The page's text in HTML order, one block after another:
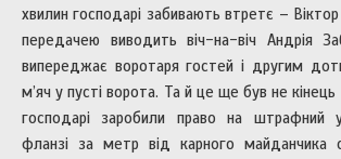
хвилин господарі забивають втретє –
передачею виводить віч-на-віч Андрія
випереджає воротаря гостей і другим
м’яч у пусті ворота. Та й це ще був не
господарі заробили право на штрафний
фланзі за метр від карного майданчика